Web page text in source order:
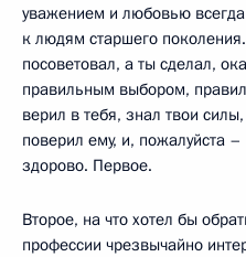
уважением и любовью всегда
к людям старшего
посоветовал, а ты сделал,
правильным выбором,
верил в тебя, знал твои
поверил ему, и, пожалуйста
здорово. Первое.
Второе, на что хотел бы
профессии чрезвычайно